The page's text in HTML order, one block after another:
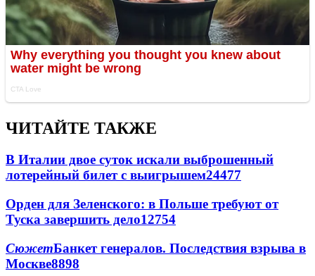
ЧИТАЙТЕ ТАКЖЕ
В Италии двое суток искали выброшенный
лотерейный билет с выигрышем24477
Орден для Зеленского: в Польше требуют от
Туска завершить дело12754
СюжетБанкет генералов. Последствия взрыва в
Москве8898